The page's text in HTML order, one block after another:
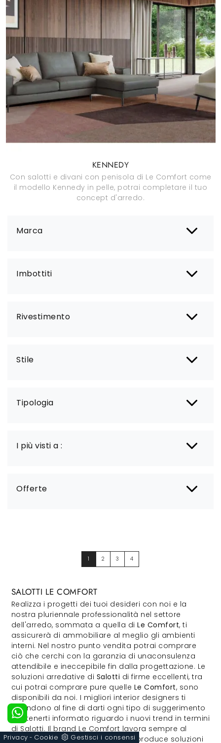
Marca
Imbottiti
Rivestimento
Stile
Tipologia
I più visti a :
Offerte
KENNEDY
Con salotti e divani con penisola di Le Comfort come
il modello Kennedy in pelle, potrai completare il tuo
concept d'arredo.
1 2 3 4
SALOTTI LE COMFORT
Realizza i progetti dei tuoi desideri con noi e la
nostra pluriennale professionalità nel settore
dell'arredo, sommata a quella di Le Comfort, ti
assicurerà di ammobiliare al meglio gli ambienti
interni. Nel nostro punto vendita potrai comprare
ciò che cerchi con la garanzia di unaconsulenza
attendibile e ineccepibile fin dalla progettazione. Le
soluzioni arredative di Salotti di firme eccellenti, tra
cui potrai comprare pure quelle Le Comfort, sono
disponibili da noi. I migliori interior designers ti
attendono al fine di darti ogni tipo di suggerimento
per tenerti informato riguardo i nuovi trend in termini
di Salotti. Il brand Le Comfort lavora sempre al
servizio della clientela, in quanto produce soluzioni
Privacy - Cookie Gestisci i consensi